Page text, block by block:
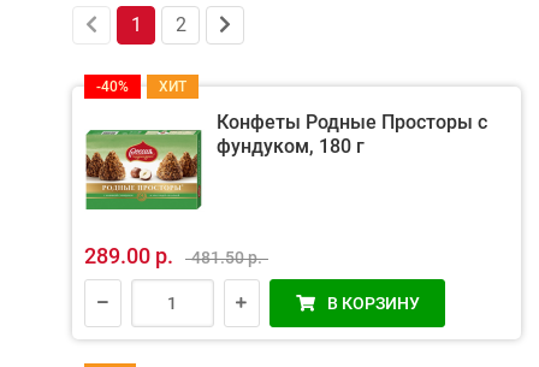
1 2
-40% ХИТ
Конфеты Родные Просторы с
фундуком, 180 г
289.00 р. 481.50 р.
В КОРЗИНУ